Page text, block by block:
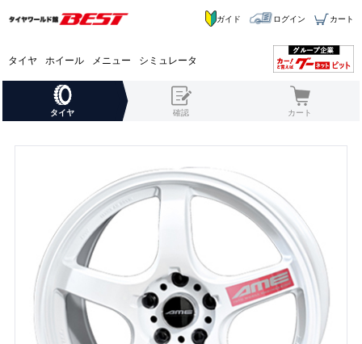
タイヤ ホイール メニュー シミュレータ
ガイド ログイン カート
タイヤ 確認 カート